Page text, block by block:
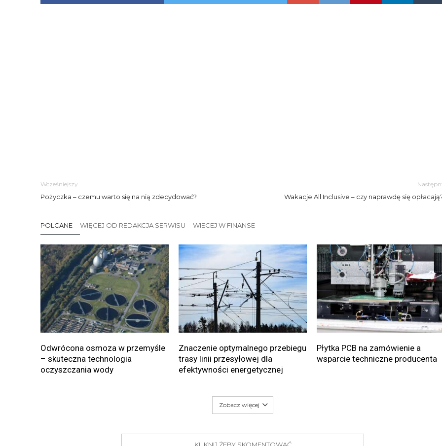
Wcześniejszy
Pożyczka – czemu warto się na nią zdecydować? Wakacje All Inclusive – czy naprawdę się
POLCANE WIĘCEJ OD REDAKCJA SERWISU WIECEJ W FINANSE
Odwrócona osmoza w przemyśle
– skuteczna technologia
oczyszczania wody
Znaczenie optymalnego przebiegu
trasy linii przesyłowej dla
efektywności energetycznej
Płytka PCB na zamówienie a
wsparcie techniczne producenta
Zobacz więcej
KLIKNIJ ŻEBY SKOMENTOWAĆ